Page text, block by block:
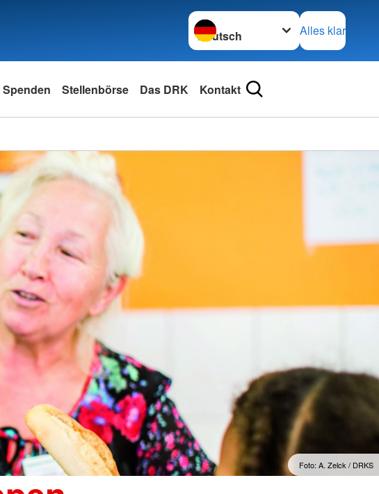
Sprache wechseln zu
Alles klar
Spenden Stellenbörse Das DRK Kontakt
Foto: A. Zelck / DRKS